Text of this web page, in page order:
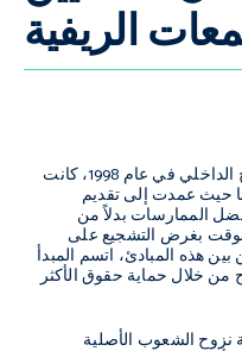
الريفية
عند إقرار المعايير التوجيهية حول النزوح الداخلي في عام 1998، كانت
حيث عمدت إلى تقديم
الممارسات بدلاً من
بغرض التشجيع على
هذه المبادئ، اتسم المبدأ
من خلال حماية حقوق الأكثر
نزوح الشعوب الأصلية